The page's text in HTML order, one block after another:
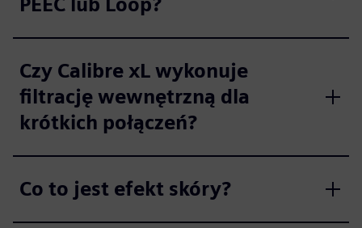
Czy Calibre xL wykonuje
filtrację wewnętrzną dla
krótkich połączeń?
Co to jest efekt skóry?